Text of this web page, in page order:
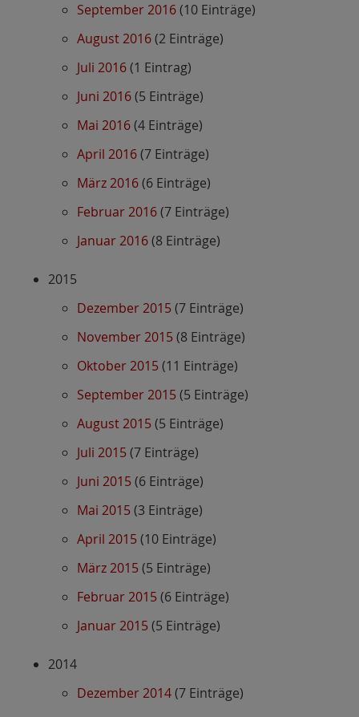
September 2016(10 Einträge)
August 2016(2 Einträge)
Juli 2016(1 Eintrag)
Juni 2016(5 Einträge)
Mai 2016(4 Einträge)
April 2016(7 Einträge)
März 2016(6 Einträge)
Februar 2016(7 Einträge)
Januar 2016(8 Einträge)
2015
Dezember 2015(7 Einträge)
November 2015(8 Einträge)
Oktober 2015(11 Einträge)
September 2015(5 Einträge)
August 2015(5 Einträge)
Juli 2015(7 Einträge)
Juni 2015(6 Einträge)
Mai 2015(3 Einträge)
April 2015(10 Einträge)
März 2015(5 Einträge)
Februar 2015(6 Einträge)
Januar 2015(5 Einträge)
2014
Dezember 2014(7 Einträge)